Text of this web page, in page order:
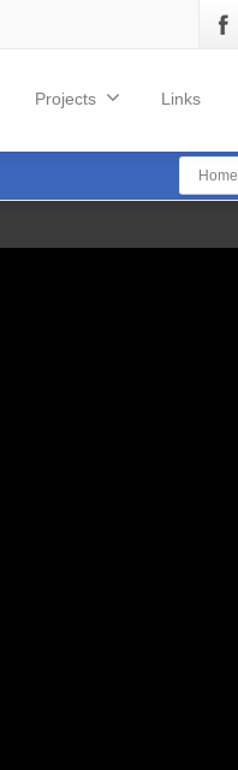
Projects Links
Home